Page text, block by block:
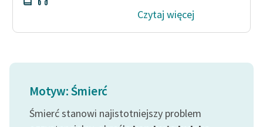
Czytaj więcej
Motyw: Śmierć
Śmierć stanowi najistotniejszy problem